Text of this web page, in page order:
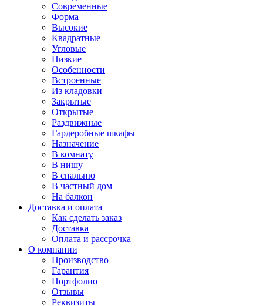
Современные
Форма
Высокие
Квадратные
Угловые
Низкие
Особенности
Встроенные
Из кладовки
Закрытые
Открытые
Раздвижные
Гардеробные шкафы
Назначение
В комнату
В нишу
В спальню
В частный дом
На балкон
Доставка и оплата
Как сделать заказ
Доставка
Оплата и рассрочка
О компании
Производство
Гарантия
Портфолио
Отзывы
Реквизиты